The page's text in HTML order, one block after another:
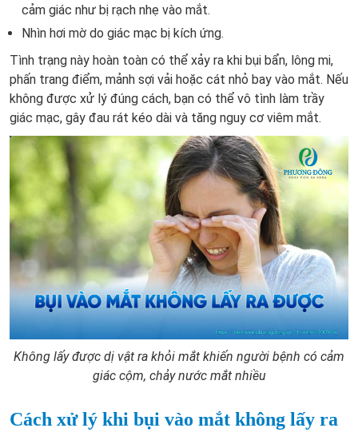
cảm giác như bị rạch nhẹ vào mắt.
Nhìn hơi mờ do giác mạc bị kích ứng.
Tình trạng này hoàn toàn có thể xảy ra khi bụi bẩn, lông mi,
phấn trang điểm, mảnh sợi vải hoặc cát nhỏ bay vào mắt. Nếu
không được xử lý đúng cách, bạn có thể vô tình làm trầy
giác mạc, gây đau rát kéo dài và tăng nguy cơ viêm mắt.
Không lấy được dị vật ra khỏi mắt khiến người bệnh có cảm
giác cộm, chảy nước mắt nhiều
Cách xử lý khi bụi vào mắt không lấy ra